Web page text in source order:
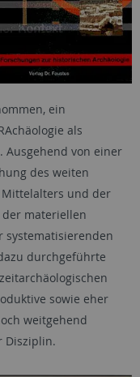
ein
als
Ausgehend von einer
des weiten
und der
materiellen
systematisierenden
durchgeführte
sowie eher
weitgehend
Disziplin.